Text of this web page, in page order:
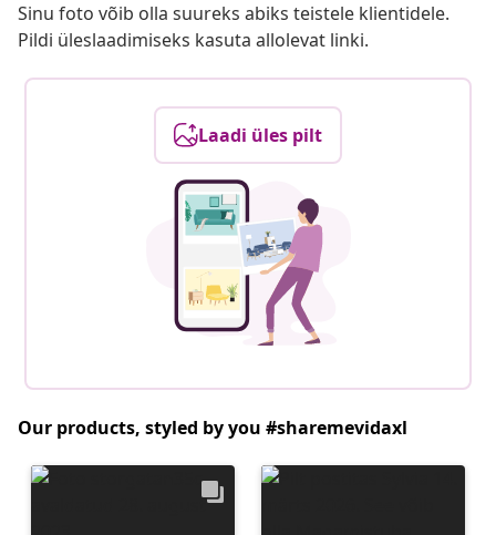
Sinu foto võib olla suureks abiks teistele klientidele.
Pildi üleslaadimiseks kasuta allolevat linki.
Laadi üles pilt
Our products, styled by you #sharemevidaxl